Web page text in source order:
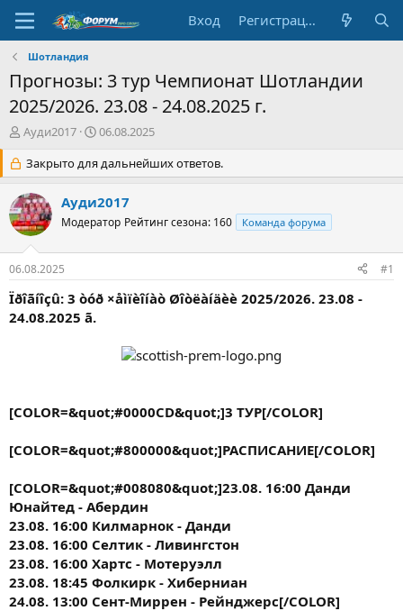
Вход Регистрация
Шотландия
Прогнозы: 3 тур Чемпионат Шотландии
2025/2026. 23.08 - 24.08.2025 г.
А
т
о
р
т
е
м
Ауди2017
Д
т
а
н
а
ч
а
06.08.2025
Закрыто для дальнейших ответов.
Ауди2017
Модератор Рейтинг сезона: 160 Команда форума
06.08.2025 #1
Ïðîãíîçû: 3 òóð ×åìïèîíàò Øîòëàíäèè 2025/2026. 23.08 -
24.08.2025 ã.
[COLOR=&quot;#0000CD&quot;]3 ТУР[/COLOR]
[COLOR=&quot;#800000&quot;]РАСПИСАНИЕ[/COLOR]
[COLOR=&quot;#008080&quot;]23.08. 16:00 Данди
Юнайтед - Абердин
23.08. 16:00 Килмарнок - Данди
23.08. 16:00 Селтик - Ливингстон
23.08. 16:00 Хартс - Мотеруэлл
23.08. 18:45 Фолкирк - Хиберниан
24.08. 13:00 Сент-Миррен - Рейнджерс[/COLOR]